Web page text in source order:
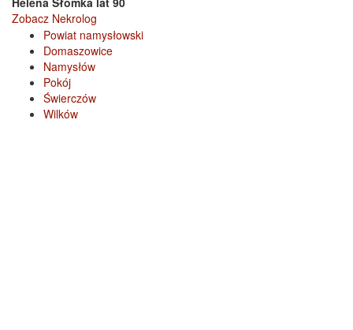
Zobacz Nekrolog
Powiat namysłowski
Domaszowice
Namysłów
Pokój
Świerczów
Wilków